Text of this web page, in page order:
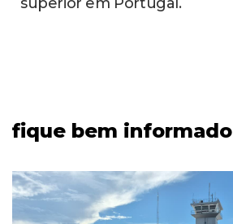
superior em Portugal.
fique bem informado